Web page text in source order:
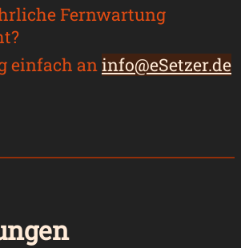
Fernwartung
einfach aninfo@eSetzer.de